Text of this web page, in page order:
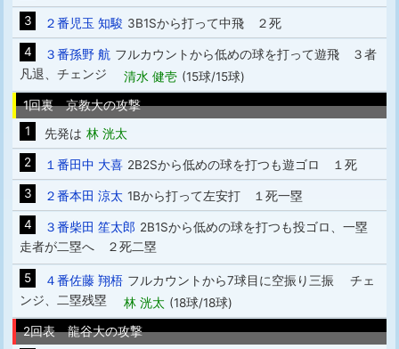
3
２番児玉 知駿 3B1Sから打って中飛 ２死
4
３番孫野 航 フルカウントから低めの球を打って遊飛 ３者
凡退、チェンジ 清水 健壱 (15球/15球)
1回裏 京教大の攻撃
1
先発は 林 洸太
2
１番田中 大喜 2B2Sから低めの球を打つも遊ゴロ １死
3
２番本田 涼太 1Bから打って左安打 １死一塁
4
３番柴田 笙太郎 2B1Sから低めの球を打つも投ゴロ、一塁
走者が二塁へ ２死二塁
5 ４番佐藤 翔梧 フルカウントから7球目に空振り三振 チェ
ンジ、二塁残塁 林 洸太 (18球/18球)
2回表 龍谷大の攻撃